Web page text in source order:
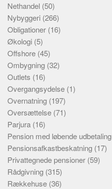
Nethandel (50)
Nybyggeri (266)
Obligationer (16)
Økologi (5)
Offshore (45)
Ombygning (32)
Outlets (16)
Overgangsydelse (1)
Overnatning (197)
Oversættelse (71)
Parjura (16)
Pension med løbende udbetaling
Pensionsafkastbeskatning (17)
Privattegnede pensioner (59)
Rådgivning (315)
Rækkehuse (36)